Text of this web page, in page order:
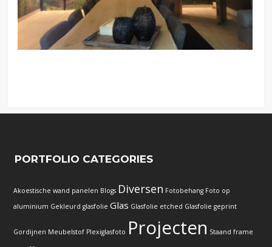
PORTFOLIO CATEGORIES
Akoestische wand panelen Blogs Diversen Fotobehang Foto op
aluminium Gekleurd glasfolie Glas Glasfolie etched Glasfolie geprint
Gordijnen Meubelstof Plexiglasfoto Projecten Staand frame